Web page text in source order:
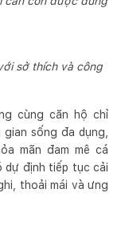
sở thích và công
cùng căn hộ chỉ
sống đa dụng,
mãn đam mê cá
dự định tiếp tục cải
thoải mái và ưng